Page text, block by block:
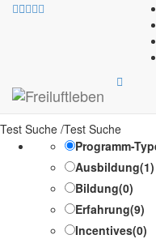
Unterkunft
Test Suche /Test Suche
Programm-
Ausbildung(1)
Bildung(0)
Erfahrung(9)
Incentives(0)